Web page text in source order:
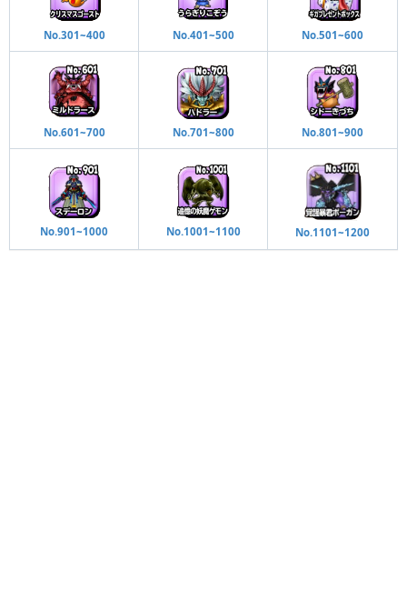
No.301~400 No.401~500 No.501~600
No.601~700 No.701~800 No.801~900
No.901~1000 No.1001~1100 No.1101~1200